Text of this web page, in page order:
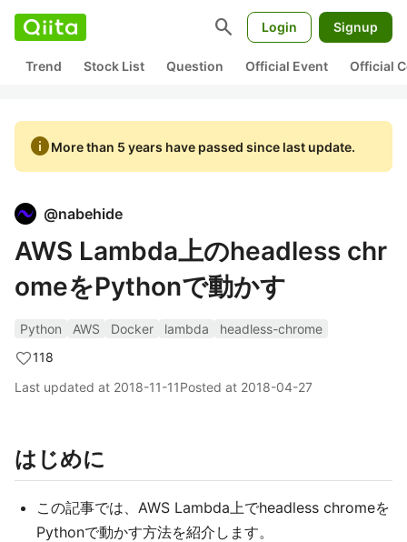
search Login Signup
Trend Stock List Question Official Event Official
infoMore than 5 years have passed since last update.
@nabehide
AWS Lambda上のheadless chr
omeをPythonで動かす
Python AWS Docker lambda
headless-chrome
118
Last updated at 2018-11-11Posted at 2018-04-27
はじめに
この記事では、AWS Lambda上でheadless chromeを
Pythonで動かす方法を紹介します。